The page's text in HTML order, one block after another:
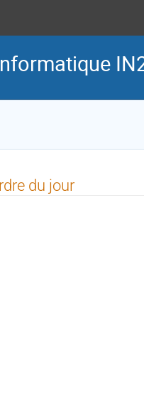
du jour